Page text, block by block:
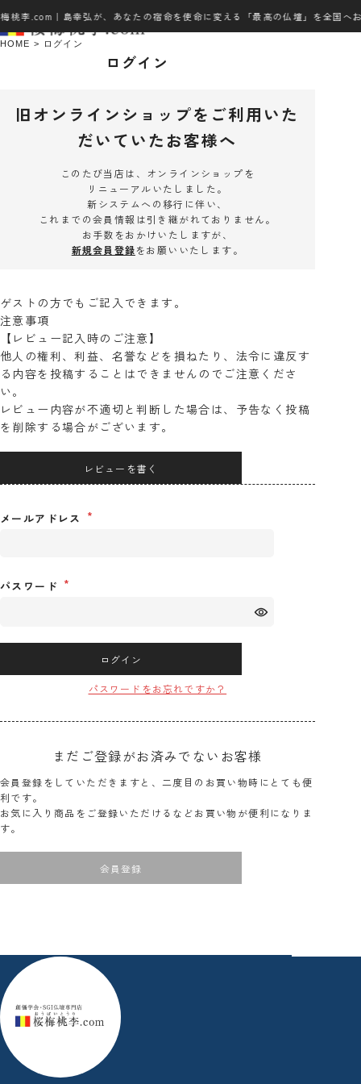
桃李.com｜島幸弘が、あなたの宿命を使命に変える「最高の仏壇」を全国へ
HOME ログイン
ログイン
旧オンラインショップをご利用いた
だいていたお客様へ
このたび当店は、オンラインショップを
リニューアルいたしました。
新システムへの移行に伴い、
これまでの会員情報は引き継がれておりません。
お手数をおかけいたしますが、
新規会員登録をお願いいたします。
ゲストの方でもご記入できます。
注意事項
【レビュー記入時のご注意】
他人の権利、利益、名誉などを損ねたり、法令に違反す
る内容を投稿することはできませんのでご注意くださ
い。
レビュー内容が不適切と判断した場合は、予告なく投稿
を削除する場合がございます。
レビューを書く
メールアドレス
パスワード
ログイン
パスワードをお忘れですか？
まだご登録がお済みでないお客様
会員登録をしていただきますと、二度目のお買い物時にとても便
利です。
お気に入り商品をご登録いただけるなどお買い物が便利になりま
す。
会員登録